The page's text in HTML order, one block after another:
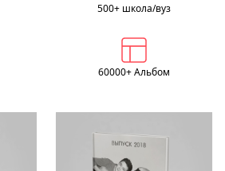
500+ школа/вуз
60000+ Альбом